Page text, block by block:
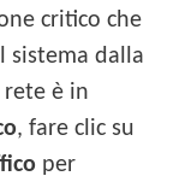
critico che
sistema dalla
rete è in
, fare clic su
per